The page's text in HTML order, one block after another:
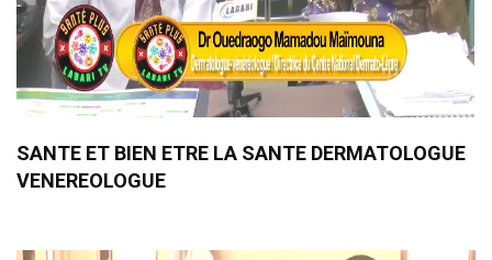
SANTE ET BIEN ETRE LA SANTE DERMATOLOGUE
VENEREOLOGUE